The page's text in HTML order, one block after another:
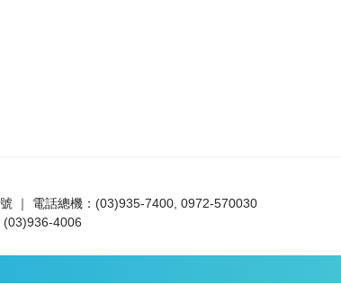
｜ 電話總機：(03)935-7400, 0972-570030
(03)936-4006